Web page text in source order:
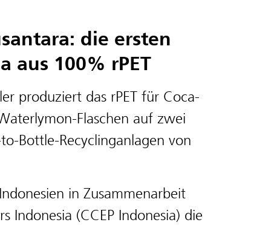
die ersten
aus 100% rPET
produziert das rPET für Coca-
Flaschen auf zwei
Bottle-Recyclinganlagen von
in Zusammenarbeit
Indonesia (CCEP Indonesia) die